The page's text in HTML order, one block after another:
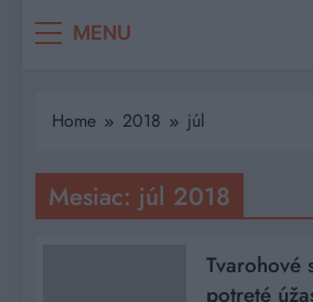
MENU
Home 2018 júl
Mesiac: júl 2018
Tvarohové
potreté